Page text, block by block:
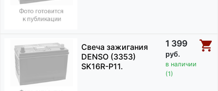
Свеча зажигания
DENSO (3353)
SK16R-P11.
1 399
руб.
в наличии
(1)